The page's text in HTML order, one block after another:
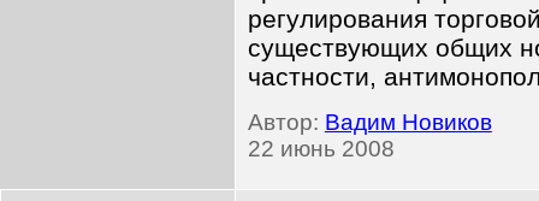
регулирования
существующих общих
частности,
Автор: Вадим Новиков
22 июнь 2008